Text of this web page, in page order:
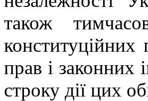
також
прав і законних
строку дії цих